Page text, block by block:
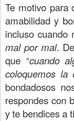
Te motivo para
amabilidad y
incluso cuando
mal por mal.
que “cuando
coloquemos la
bondadosos
respondes con
y te bendices a